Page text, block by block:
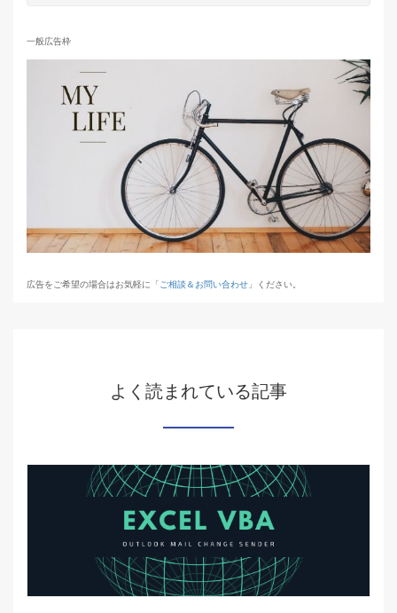
一般広告枠
広告をご希望の場合はお気軽に「ご相談＆お問い合わせ 」ください。
よく読まれている記事